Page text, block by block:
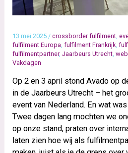
13 mei 2025 /crossborder fulfilment ,
fulfilment Europa ,fulfilment Frankrijk ,
fulfilmentpartner,Jaarbeurs Utrecht ,
Vakdagen
Op 2 en 3 april stond Avado op
in de Jaarbeurs Utrecht – het
event van Nederland. En wat
Twee dagen lang mochten we
op onze stand, praten over
laten zien hoe wij als